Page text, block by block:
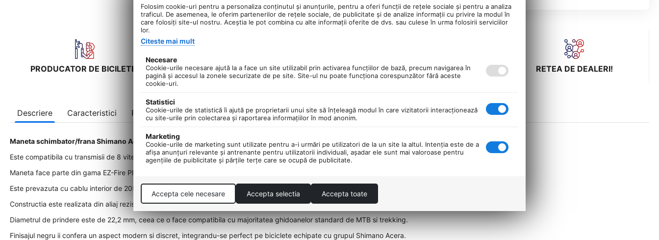
PRODUCATOR DE BICILETE!
UNIC IMPORTATOR DE PESTE 30
DE BRANDURI!
DESCHIDEREA COLETULUI LA
LIVRARE!
RETEA DE DEALERI!
Descriere Caracteristici Recenzii
Maneta schimbator/frana Shimano Acera ST-EF65-8R-2A, destinata montajului pe partea dreapta.
Este compatibila cu transmisii de 8 viteze, oferind un control precis al schimbatorului spate si o franare sigura printr-un singur mecanism integrat.
Maneta face parte din gama EZ-Fire Plus, asigurand schimbari rapide si ergonomice, cu actionare usoara a vitezelor.
Este prevazuta cu cablu interior de 2050 mm, inclus pentru instalare imediata.
Constructia este realizata din aliaj rezistent combinat cu componente din plastic durabil, oferind fiabilitate si confort in utilizare.
Diametrul de prindere este de 22,2 mm, ceea ce o face compatibila cu majoritatea ghidoanelor standard de MTB si trekking.
Finisajul negru ii confera un aspect modern si discret, integrandu-se perfect pe biciclete echipate cu grupul Shimano Acera.
Folosim cookie-uri pentru a personaliza conținutul și anunțurile, pentru a oferi funcții de rețele sociale și pentru a analiza
traficul. De asemenea, le oferim partenerilor de rețele sociale, de publicitate și de analize informații cu privire la modul în
care folosiți site-ul nostru. Aceștia le pot combina cu alte informații oferite de dvs. sau culese în urma folosirii serviciilor
lor.
Citeste mai mult
Necesare
Cookie-urile necesare ajută la a face un site utilizabil prin activarea funcţiilor de bază, precum navigarea în
pagină şi accesul la zonele securizate de pe site. Site-ul nu poate funcţiona corespunzător fără aceste
cookie-uri.
Statistici
Cookie-urile de statistică îi ajută pe proprietarii unui site să înţeleagă modul în care vizitatorii interacţionează
cu site-urile prin colectarea şi raportarea informaţiilor în mod anonim.
Marketing
Cookie-urile de marketing sunt utilizate pentru a-i urmări pe utilizatori de la un site la altul. Intenţia este de a
afişa anunţuri relevante şi antrenante pentru utilizatorii individuali, aşadar ele sunt mai valoroase pentru
agenţiile de puiblicitate şi părţile terţe care se ocupă de publicitate.
Accepta cele necesare Accepta selectia Accepta toate